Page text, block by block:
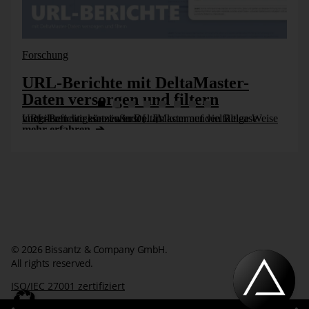
select * from
select * from
$system.mdschema_members
select * from
Gerade auf dieser granularen Ebene mit den je nach Projekt
und Datenbank sicherlich auch am meisten zurückgelieferten
Forschung
URL-Berichte mit DeltaMaster-
Daten versorgen und filtern
URL-Berichte können in DeltaMaster auf vielfältige Weise vorteilhaft eingesetzt werden. Im kommenden Release integrieren wir eine äußerst [...]
mehr erfahren
© 2026 Bissantz & Company GmbH.
All rights reserved.
ISO/IEC 27001 zertifiziert